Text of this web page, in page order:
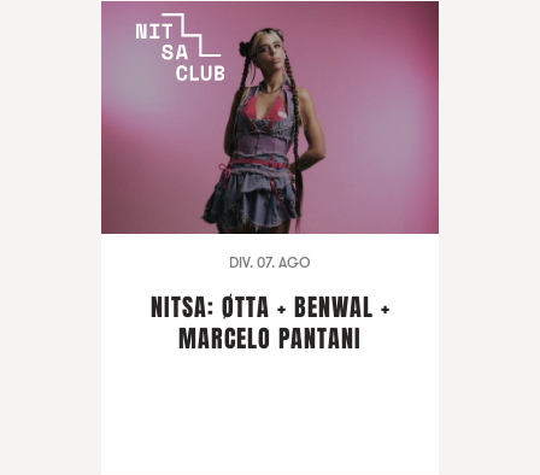
DIV. 07. AGO
NITSA: ØTTA + BENWAL +
MARCELO PANTANI